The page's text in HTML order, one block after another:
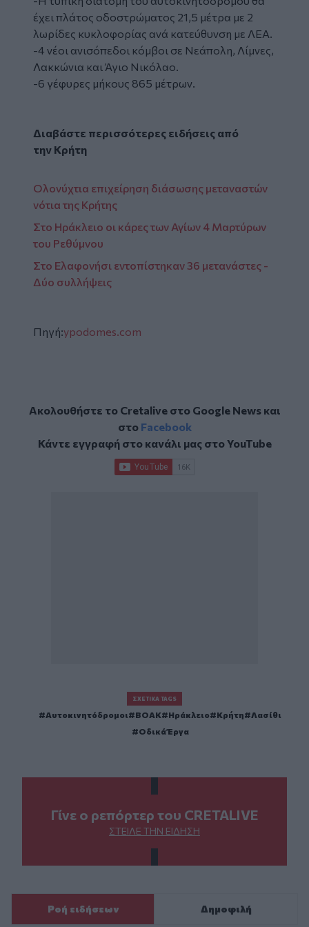
έχει πλάτος οδοστρώματος 21,5 μέτρα με 2
λωρίδες κυκλοφορίας ανά κατεύθυνση με ΛΕΑ.
-4 νέοι ανισόπεδοι κόμβοι σε Νεάπολη, Λίμνες,
Λακκώνια και Άγιο Νικόλαο.
-6 γέφυρες μήκους 865 μέτρων.
Διαβάστε περισσότερες ειδήσεις από
την Κρήτη
Ολονύχτια επιχείρηση διάσωσης μεταναστών
νότια της Κρήτης
Στο Ηράκλειο οι κάρες των Αγίων 4 Μαρτύρων
του Ρεθύμνου
Στο Ελαφονήσι εντοπίστηκαν 36 μετανάστες -
Δύο συλλήψεις
Πηγή:ypodomes.com
Ακολουθήστε το Cretalive στο Google Newsκαι
στο Facebook
Κάντε εγγραφή στο κανάλι μας στοYouTube
ΣΧΕΤΙΚΆ TAGS
Αυτοκινητόδρομοι ΒΟΑΚ Ηράκλειο Κρήτη
Λασίθι
Οδικά Έργα
Γίνε ο ρεπόρτερ του CRETALIVE
ΣΤΕΊΛΕ ΤΗΝ ΕΊΔΗΣΗ
Ροή ειδήσεων Δημοφιλή